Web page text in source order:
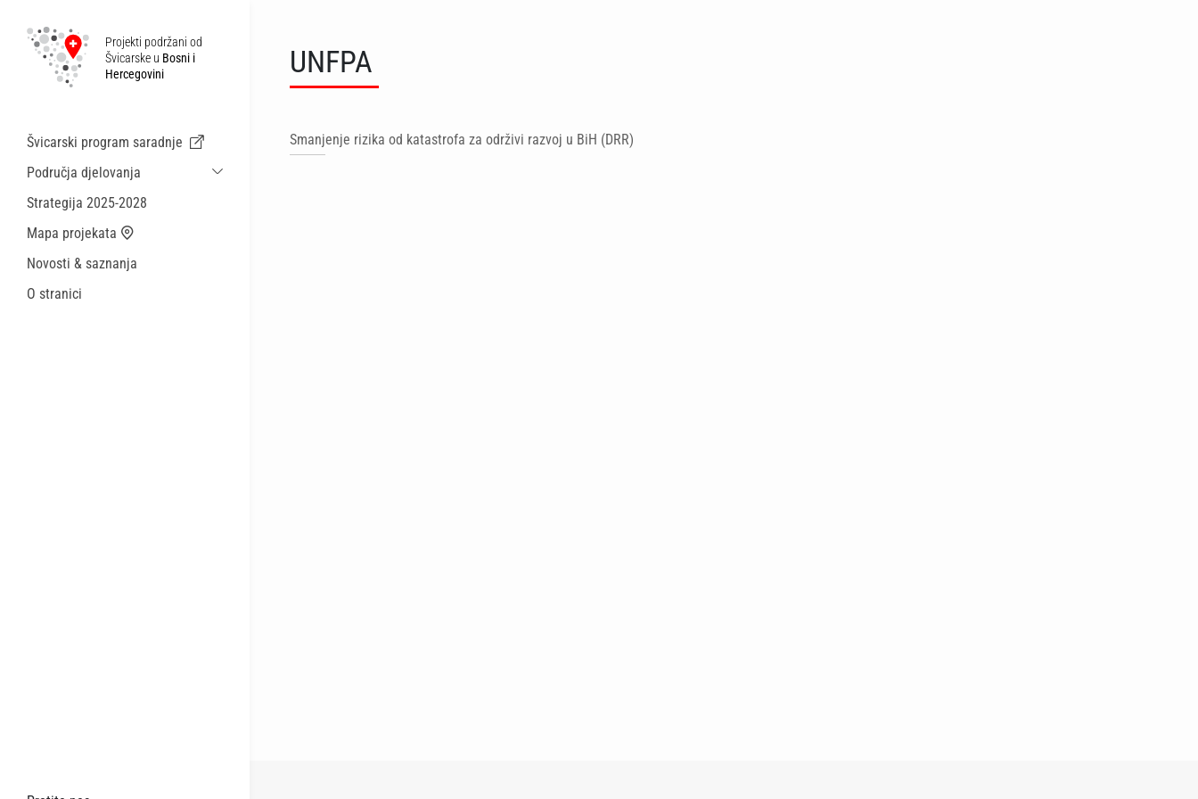
Projekti podržani od
Švicarske u Bosni i
Hercegovini
Švicarski program saradnje
Područja djelovanja
Održiva ekonomska saradnja i migracije
Strategija 2025-2028
Mapa projekata
Novosti & saznanja
O stranici
UNFPA
Smanjenje rizika od katastrofa za održivi razvoj u BiH (DRR)